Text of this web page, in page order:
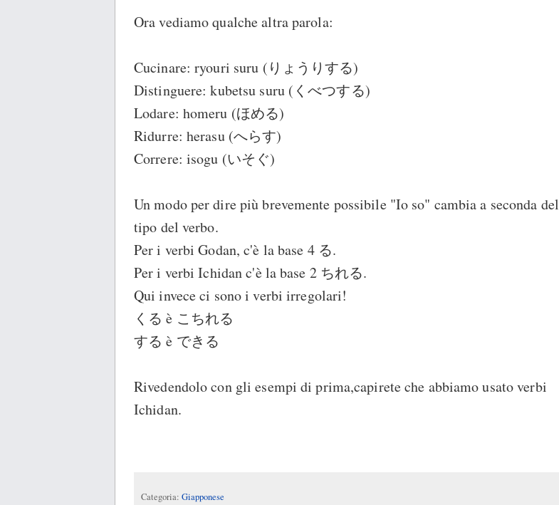
Ora vediamo qualche altra parola:
Cucinare: ryouri suru (りょうりする)
Distinguere: kubetsu suru (くべつする)
Lodare: homeru (ほめる)
Ridurre: herasu (へらす)
Correre: isogu (いそぐ)
Un modo per dire più brevemente possibile "Io so" cambia a seconda del
tipo del verbo.
Per i verbi Godan, c'è la base 4 る.
Per i verbi Ichidan c'è la base 2 ちれる.
Qui invece ci sono i verbi irregolari!
くる è こちれる
する è できる
Rivedendolo con gli esempi di prima,capirete che abbiamo usato verbi
Ichidan.
Categoria: Giapponese